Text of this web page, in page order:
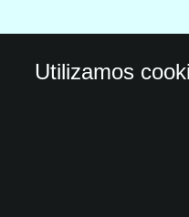
Utilizamos